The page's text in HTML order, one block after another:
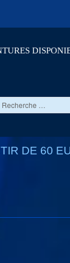
DE 60